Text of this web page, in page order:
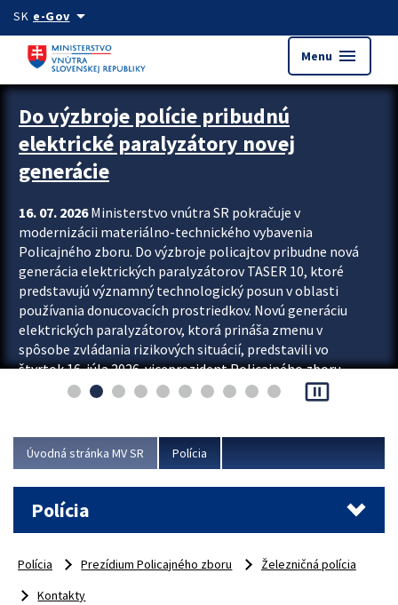
Preskocit na hlavný obsah
SK e-Govarrow_drop_down
Menu menu
Zastavit automatický posun upútavok
Do výzbroje polície pribudnú
elektrické paralyzátory novej
generácie
16. 07. 2026Ministerstvo vnútra SR pokračuje v
modernizácii materiálno-technického vybavenia
Policajného zboru. Do výzbroje policajtov pribudne nová
generácia elektrických paralyzátorov TASER 10, ktoré
predstavujú významný technologický posun v oblasti
používania donucovacích prostriedkov. Novú generáciu
elektrických paralyzátorov, ktorá prináša zmenu v
spôsobe zvládania rizikových situácií, predstavili vo
štvrtok 16. júla 2026 viceprezident Policajného zboru
Rastislav Polakovič a riaditeľ odboru výcviku...
pause_presentation
Úvodná stránka MV SR Polícia
Polícia
Polícia Prezídium Policajného zboru
Železničná polícia
Kontakty